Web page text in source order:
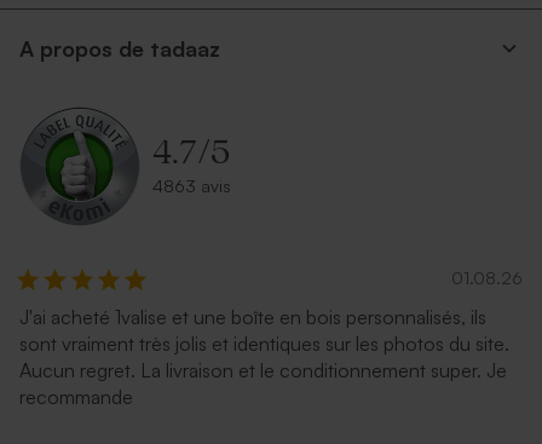
A propos de tadaaz
4.7/5
4863 avis
01.08.26
J'ai acheté 1valise et une boîte en bois personnalisés, ils
sont vraiment très jolis et identiques sur les photos du site.
Aucun regret. La livraison et le conditionnement super. Je
recommande